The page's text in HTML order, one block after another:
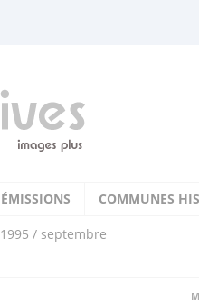
ÉMISSIONS COMMUNES
1995 / septembre